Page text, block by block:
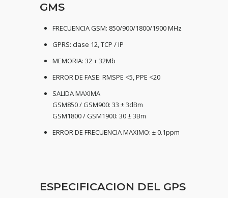
GMS
FRECUENCIA GSM: 850/900/1800/1900 MHz
GPRS: clase 12, TCP / IP
MEMORIA: 32 + 32Mb
ERROR DE FASE: RMSPE <5, PPE <20
SALIDA MAXIMA
GSM850 / GSM900: 33 ± 3dBm
GSM1800 / GSM1900: 30 ± 3Bm
ERROR DE FRECUENCIA MAXIMO: ± 0.1ppm
ESPECIFICACION DEL GPS